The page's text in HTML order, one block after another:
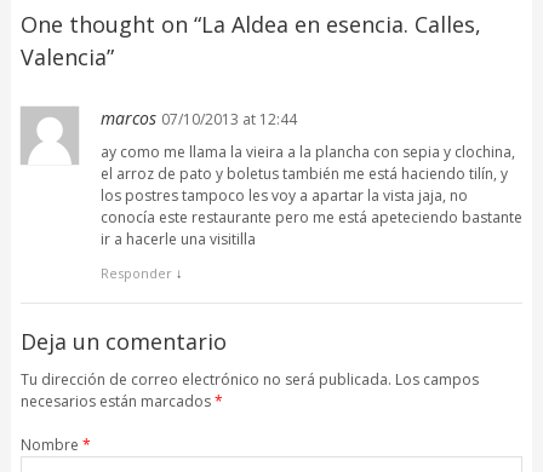
One thought on “La Aldea en esencia. Calles,
Valencia”
marcos 07/10/2013 at 12:44
ay como me llama la vieira a la plancha con sepia y clochina,
el arroz de pato y boletus también me está haciendo tilín, y
los postres tampoco les voy a apartar la vista jaja, no
conocía este restaurante pero me está apeteciendo bastante
ir a hacerle una visitilla
Responder ↓
Deja un comentario
Tu dirección de correo electrónico no será publicada. Los campos
necesarios están marcados*
Nombre *